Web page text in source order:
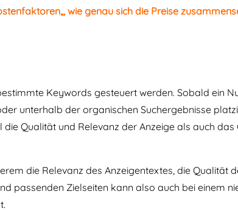
„, wie genau sich die Preise
Keywords gesteuert werden. Sobald ein
unterhalb der organischen Suchergebnisse
Qualität und Relevanz der Anzeige als auch
die Relevanz des Anzeigentextes, die Qualität
passenden Zielseiten kann also auch bei einem